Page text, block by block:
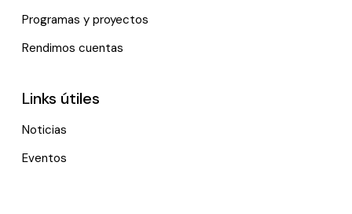
Programas y proyectos
Rendimos cuentas
Links útiles
Noticias
Eventos